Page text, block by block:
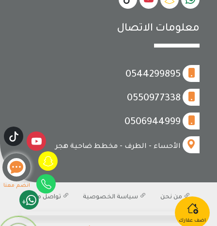
معلومات الاتصال
0544299895
0550977338
0506944999
الأحساء - الطرف - مخطط ضاحية هجر
من نحن سياسة الخصوصية تواصل معنا
انضم معنا
+
اضف عقارك